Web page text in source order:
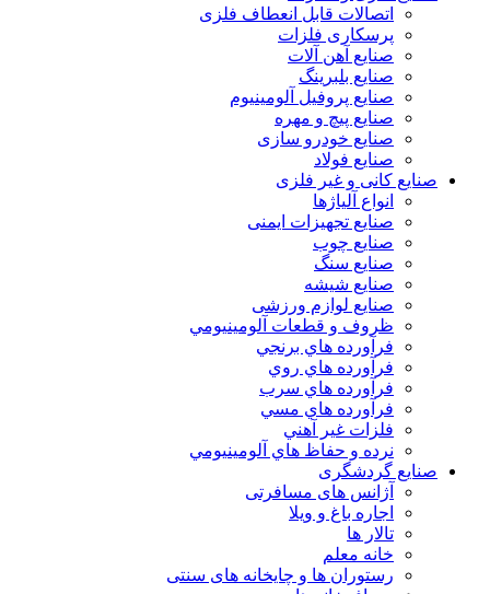
اتصالات قابل انعطاف فلزی
پرسکاری فلزات
صنایع آهن آلات
صنایع بلبرینگ
صنایع پروفیل آلومینیوم
صنایع پیچ و مهره
صنایع خودرو سازی
صنایع فولاد
صنایع کانی و غیر فلزی
انواع آلياژها
صنایع تجهیزات ایمنی
صنایع چوب
صنایع سنگ
صنایع شیشه
صنایع لوازم ورزشی
ظروف و قطعات آلومينيومي
فرآورده هاي برنجي
فرآورده هاي روي
فرآورده هاي سرب
فرآورده هاي مسي
فلزات غير آهني
نرده و حفاظ هاي آلومينيومي
صنایع گردشگری
آژانس های مسافرتی
اجاره باغ و ویلا
تالار ها
خانه معلم
رستوران ها و چایخانه های سنتی